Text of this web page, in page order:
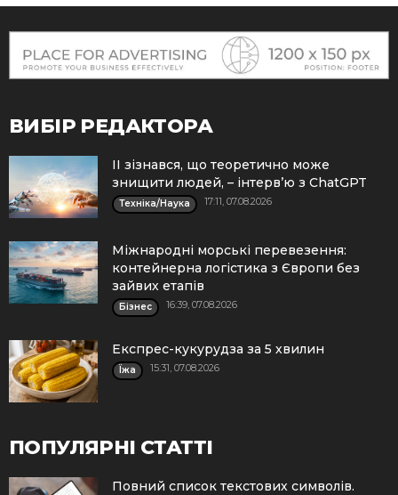
ВИБІР РЕДАКТОРА
ІІ зізнався, що теоретично може
знищити людей, – інтерв’ю з ChatGPT
Техніка/Наука 17:11, 07.08.2026
Міжнародні морські перевезення:
контейнерна логістика з Європи без
зайвих етапів
Бізнес 16:39, 07.08.2026
Експрес-кукурудза за 5 хвилин
Їжа 15:31, 07.08.2026
ПОПУЛЯРНІ СТАТТІ
Повний список текстових символів.